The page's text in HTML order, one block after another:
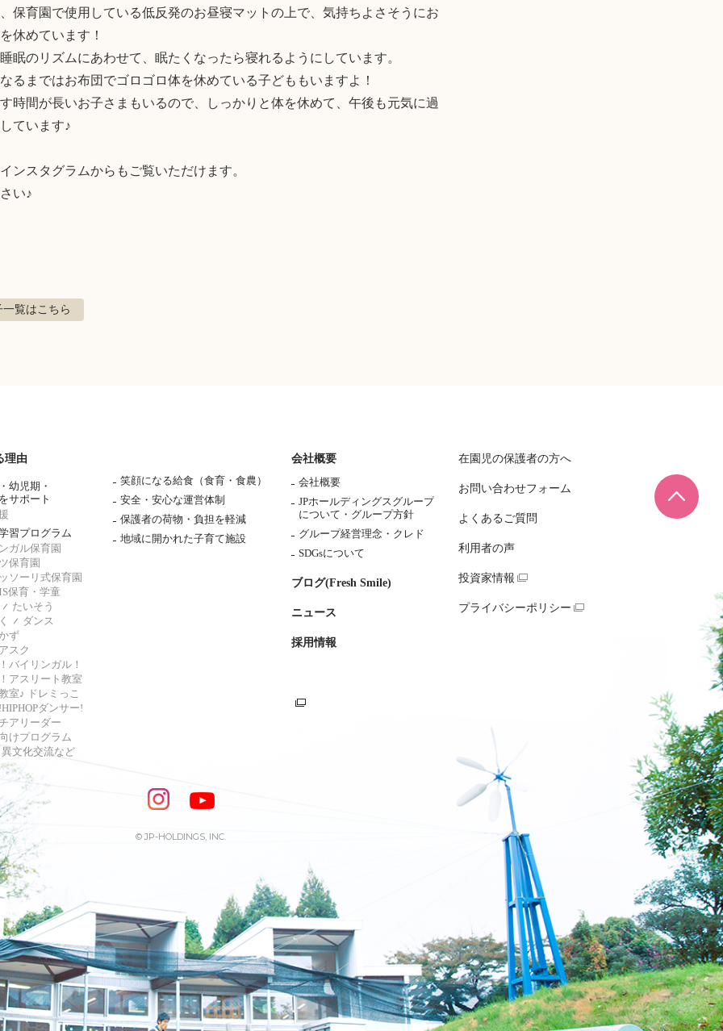
保育園で使用している低反発のお昼寝マットの上で、気持ちよさそうにお
休めています！
眠のリズムにあわせて、眠たくなったら寝れるようにしています。
るまではお布団でゴロゴロ体を休めている子どももいますよ！
時間が長いお子さまもいるので、しっかりと体を休めて、午後も元気に過
ています♪
ンスタグラムからもご覧いただけます。
い♪
一覧はこちら
ページ
理由
幼児期・
サポート
習プログラム
ガル保育園
保育園
ソーリ式保育園
保育・学童
たいそう
ダンス
ず
スク
バイリンガル！
アスリート教室
室♪ ドレミっこ
ダンサー!
アリーダー
けプログラム
異文化交流など
笑顔になる給食（食育・食農）
安全・安心な運営体制
保護者の荷物・負担を軽減
地域に開かれた子育て施設
会社概要
会社概要
JPホールディングスグループ
について・ グループ方針
グループ経営理念・クレド
SDGsについて
ブログ(Fresh Smile)
ニュース
採用情報
在園児の保護者の方へ
お問い合わせフォーム
よくあるご質問
利用者の声
投資家情報
プライバシーポリシー
© JP-HOLDINGS, INC.